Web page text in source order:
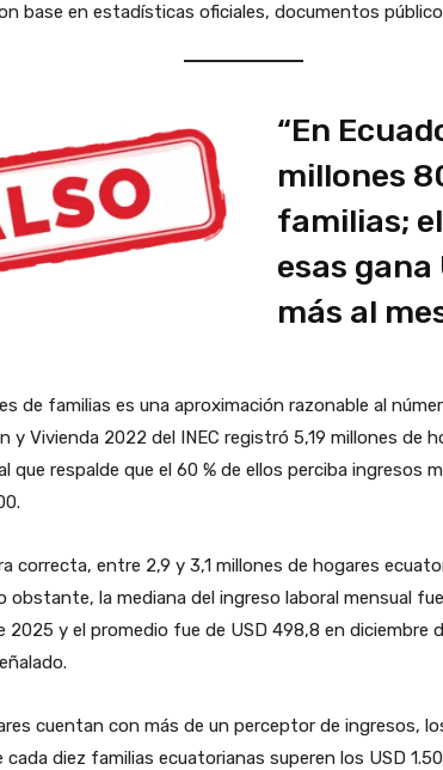
base en estadísticas oficiales, documentos
“En
millones
familias;
esas gana
más al
de familias es una aproximación razonable al
y Vivienda 2022 del INEC registró 5,19 millones de
que respalde que el 60 % de ellos perciba ingresos
correcta, entre 2,9 y 3,1 millones de hogares
obstante, la mediana del ingreso laboral mensual
y el promedio fue de USD 498,8 en diciembre
cuentan con más de un perceptor de ingresos,
diez familias ecuatorianas superen los USD